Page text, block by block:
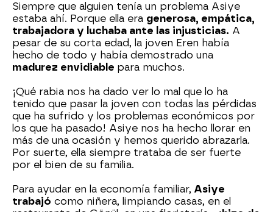
Siempre que alguien tenía un problema Asiye
estaba ahí. Porque ella era generosa, empática,
trabajadora y luchaba ante las injusticias. A
pesar de su corta edad, la joven Eren había
hecho de todo y había demostrado una
madurez envidiable para muchos.
¡Qué rabia nos ha dado ver lo mal que lo ha
tenido que pasar la joven con todas las pérdidas
que ha sufrido y los problemas económicos por
los que ha pasado! Asiye nos ha hecho llorar en
más de una ocasión y hemos querido abrazarla.
Por suerte, ella siempre trataba de ser fuerte
por el bien de su familia.
Para ayudar en la economía familiar, Asiye
trabajó como niñera, limpiando casas, en el